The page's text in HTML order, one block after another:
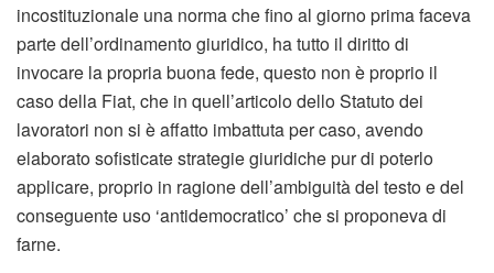
incostituzionale una norma che fino al giorno prima faceva
parte dell’ordinamento giuridico, ha tutto il diritto di
invocare la propria buona fede, questo non è proprio il
caso della Fiat, che in quell’articolo dello Statuto dei
lavoratori non si è affatto imbattuta per caso, avendo
elaborato sofisticate strategie giuridiche pur di poterlo
applicare, proprio in ragione dell’ambiguità del testo e del
conseguente uso ‘antidemocratico’ che si proponeva di
farne.